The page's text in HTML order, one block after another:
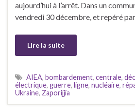
aujourd’hui à l’arrêt. Dans un
vendredi 30 décembre, et repéré
Lire la suite
AIEA, bombardement, centrale,
électrique, guerre, ligne, nucléaire,
Ukraine, Zaporijjia